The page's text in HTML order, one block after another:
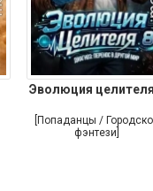
Эволюция
[Попаданцы /
фэнтези]